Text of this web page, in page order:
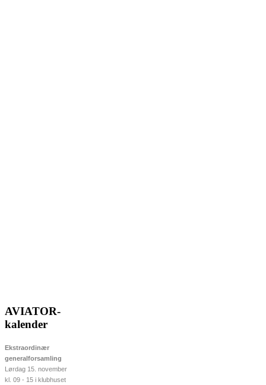
AVIATOR-
kalender
Ekstraordinær
generalforsamling
Lørdag 15. november
kl. 09 - 15 i klubhuset